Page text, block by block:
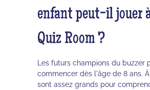
enfant peut-il jouer
Quiz Room ?
Les futurs champions du buzzer
commencer dès l'âge de 8 ans.
sont assez grands pour